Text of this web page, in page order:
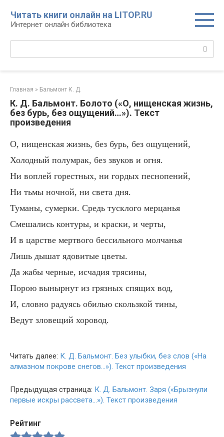
контенту
Читать книги онлайн на LITOP.RU
Интернет онлайн библиотека
Главная » Бальмонт К. Д.
К. Д. Бальмонт. Болото («О, нищенская жизнь,
без бурь, без ощущений…»). Текст
произведения
О, нищенская жизнь, без бурь, без ощущений,
Холодный полумрак, без звуков и огня.
Ни воплей горестных, ни гордых песнопений,
Ни тьмы ночной, ни света дня.
Туманы, сумерки. Средь тусклого мерцанья
Смешались контуры, и краски, и черты,
И в царстве мертвого бессильного молчанья
Лишь дышат ядовитые цветы.
Да жабы черные, исчадия трясины,
Порою вынырнут из грязных спящих вод,
И, словно радуясь обилью скользкой тины,
Ведут зловещий хоровод.
Читать далее: К. Д. Бальмонт. Без улыбки, без слов («На
алмазном покрове снегов…»). Текст произведения
Предыдущая страница: К. Д. Бальмонт. Заря («Брызнули
первые искры рассвета…»). Текст произведения
Рейтинг